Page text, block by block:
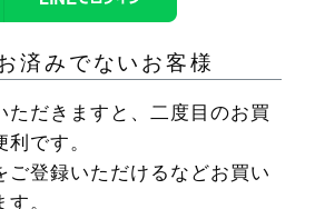
済みでないお客様
ただきますと、二度目のお買
です。
ご登録いただけるなどお買い
。